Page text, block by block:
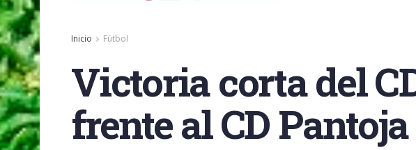
Inicio Fútbol
Victoria corta del
frente al CD Pantoja